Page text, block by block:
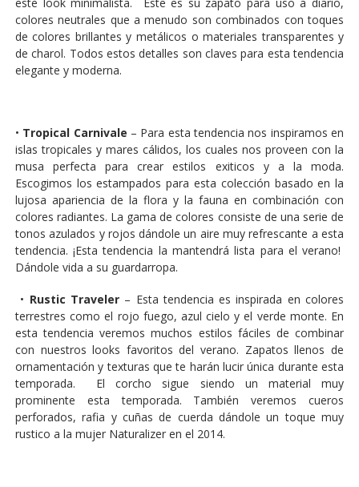
colores neutrales que a menudo son combinados con toques
de colores brillantes y metálicos o materiales transparentes y
de charol. Todos estos detalles son claves para esta tendencia
elegante y moderna.
• Tropical Carnivale – Para esta tendencia nos inspiramos en
islas tropicales y mares cálidos, los cuales nos proveen con la
musa perfecta para crear estilos exiticos y a la moda.
Escogimos los estampados para esta colección basado en la
lujosa apariencia de la flora y la fauna en combinación con
colores radiantes. La gama de colores consiste de una serie de
tonos azulados y rojos dándole un aire muy refrescante a esta
tendencia. ¡Esta tendencia la mantendrá lista para el verano!
Dándole vida a su guardarropa.
• Rustic Traveler – Esta tendencia es inspirada en colores
terrestres como el rojo fuego, azul cielo y el verde monte. En
esta tendencia veremos muchos estilos fáciles de combinar
con nuestros looks favoritos del verano. Zapatos llenos de
ornamentación y texturas que te harán lucir única durante esta
temporada. El corcho sigue siendo un material muy
prominente esta temporada. También veremos cueros
perforados, rafia y cuñas de cuerda dándole un toque muy
rustico a la mujer Naturalizer en el 2014.